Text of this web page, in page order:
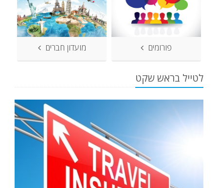
פורומים מועדון חברים
לטייל בראש שקט